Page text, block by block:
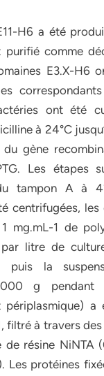
H6 a été
purifié comme
E3.X-H6
ont été
à 24°C
du gène
Les étapes
tampon A à
centrifugées,
mg.mL-1 de
litre de
puis la
g pendant
périplasmique)
filtré à travers
de résine NiNTA
Les protéines